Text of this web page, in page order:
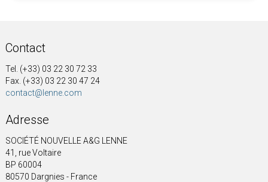
Contact
Tel. (+33) 03 22 30 72 33
Fax. (+33) 03 22 30 47 24
contact@lenne.com
Adresse
SOCIÉTÉ NOUVELLE A&G LENNE
41, rue Voltaire
BP 60004
80570 Dargnies - France